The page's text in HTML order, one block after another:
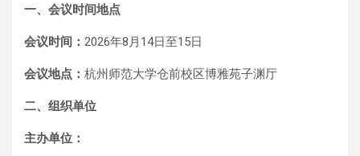
一、会议时间地点
会议时间： 2026年8月14日至15日
会议地点： 杭州师范大学仓前校区博雅苑子渊厅
二、组织单位
主办单位：